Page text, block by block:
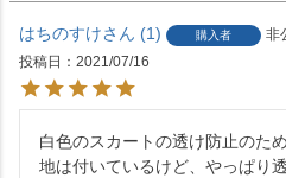
はちのすけ 1 購入者
非
投稿日
2021/07/16
白色のスカートの透け防止のた
地は付いているけど、やっぱり